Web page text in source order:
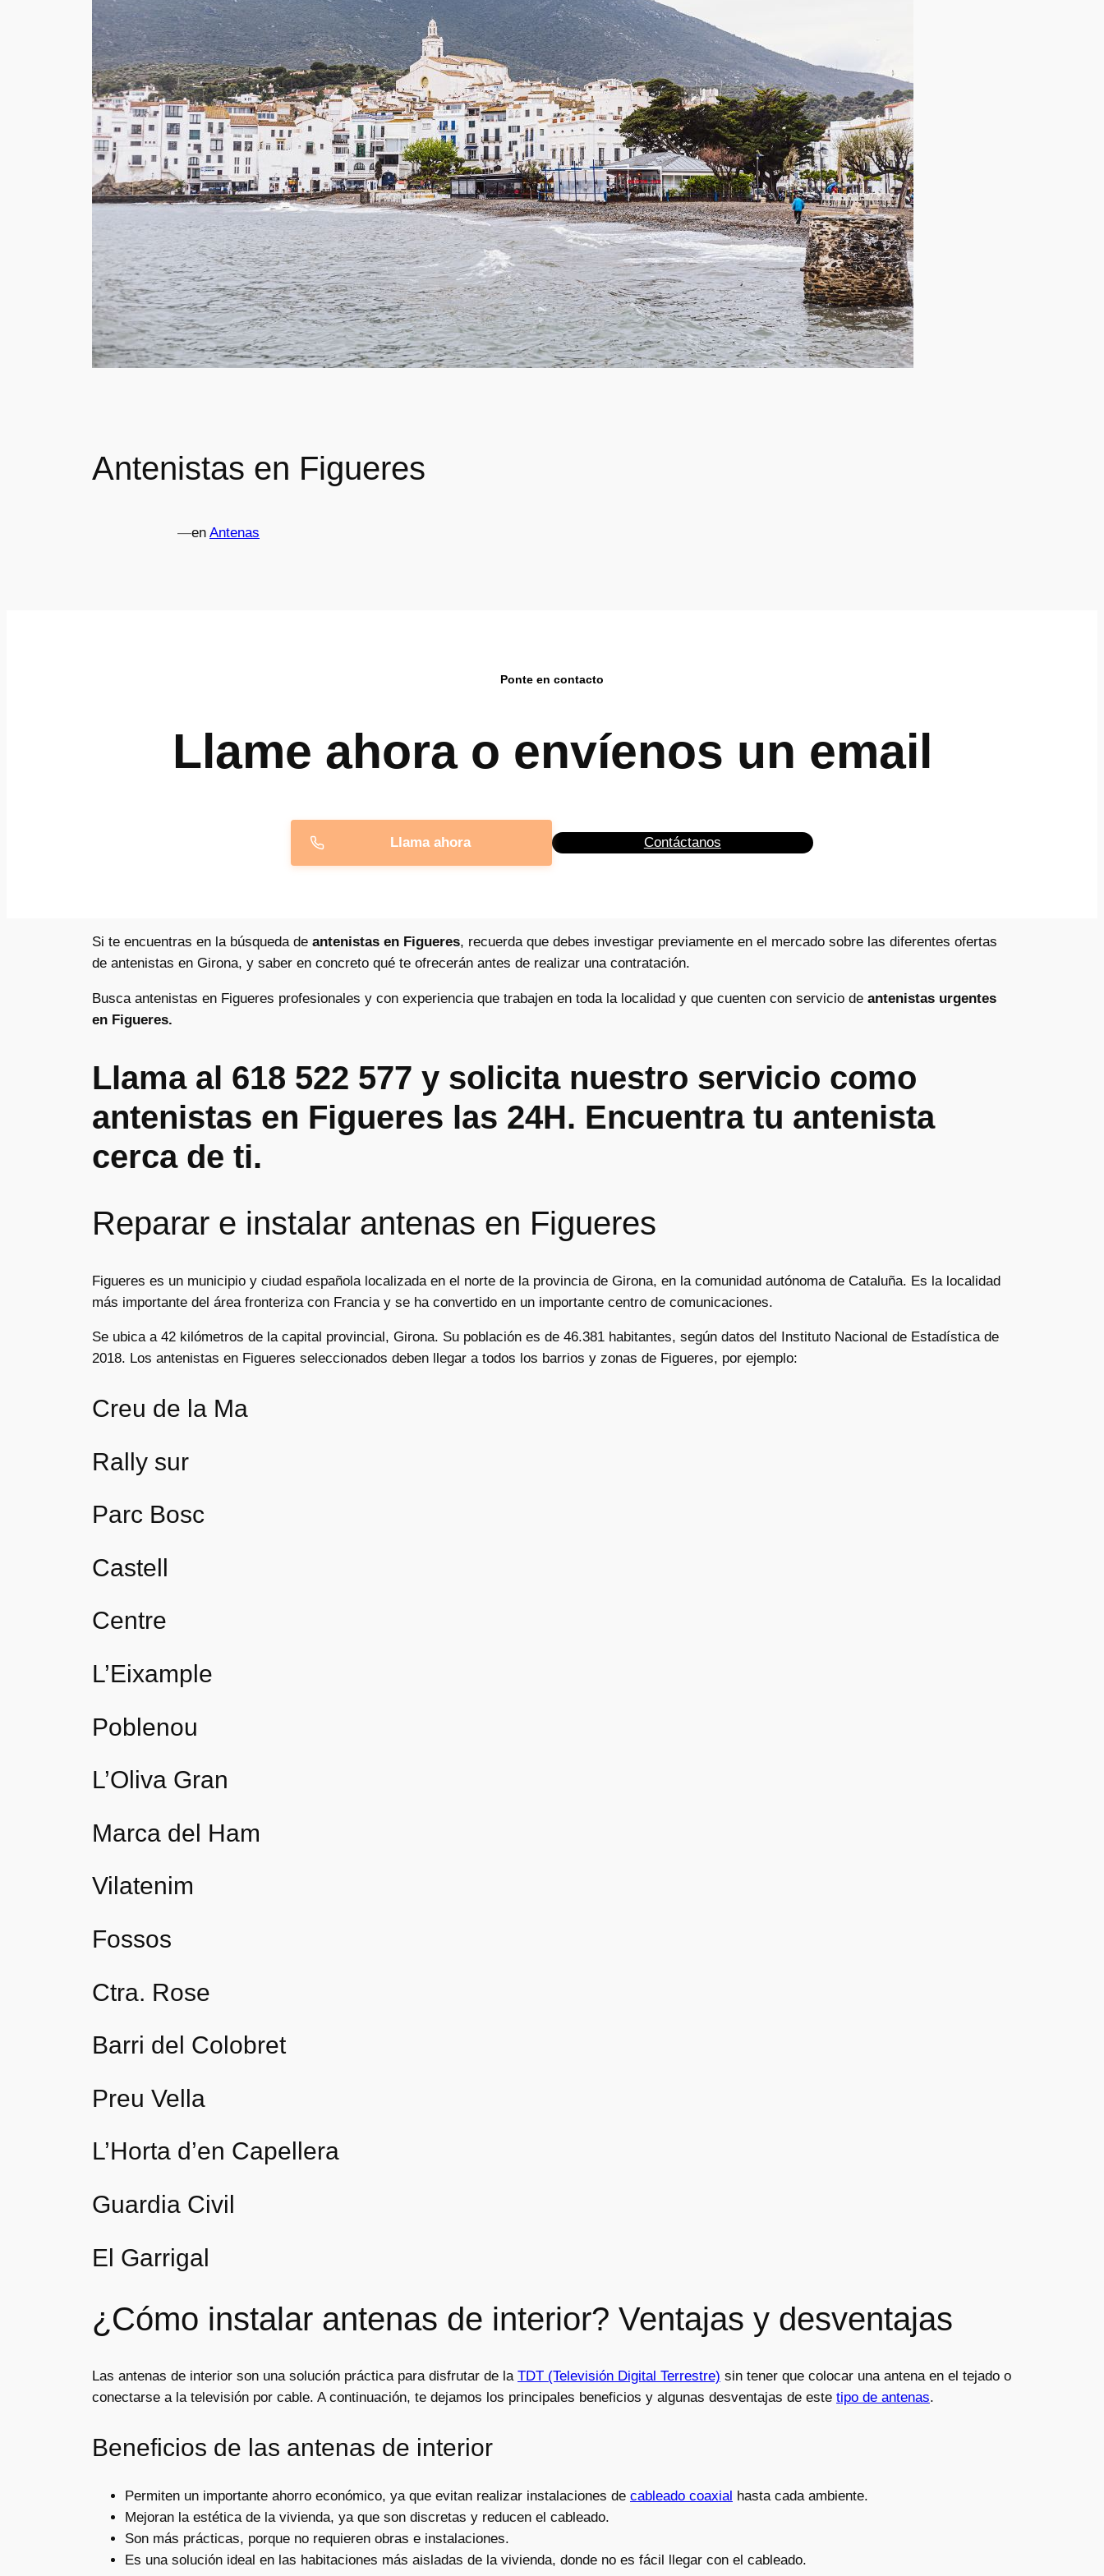
Antenistas en Figueres
—en Antenas
Ponte en contacto
Llame ahora o envíenos un email
Llama ahora Contáctanos
Si te encuentras en la búsqueda de antenistas en Figueres, recuerda que debes investigar previamente en el mercado sobre las diferentes ofertas
de antenistas en Girona, y saber en concreto qué te ofrecerán antes de realizar una contratación.
Busca antenistas en Figueres profesionales y con experiencia que trabajen en toda la localidad y que cuenten con servicio de antenistas urgentes
en Figueres.
Llama al 618 522 577 y solicita nuestro servicio como
antenistas en Figueres las 24H. Encuentra tu antenista
cerca de ti.
Reparar e instalar antenas en Figueres
Figueres es un municipio y ciudad española localizada en el norte de la provincia de Girona, en la comunidad autónoma de Cataluña. Es la localidad
más importante del área fronteriza con Francia y se ha convertido en un importante centro de comunicaciones.
Se ubica a 42 kilómetros de la capital provincial, Girona. Su población es de 46.381 habitantes, según datos del Instituto Nacional de Estadística de
2018. Los antenistas en Figueres seleccionados deben llegar a todos los barrios y zonas de Figueres, por ejemplo:
Creu de la Ma
Rally sur
Parc Bosc
Castell
Centre
L’Eixample
Poblenou
L’Oliva Gran
Marca del Ham
Vilatenim
Fossos
Ctra. Rose
Barri del Colobret
Preu Vella
L’Horta d’en Capellera
Guardia Civil
El Garrigal
¿Cómo instalar antenas de interior? Ventajas y desventajas
Las antenas de interior son una solución práctica para disfrutar de la TDT (Televisión Digital Terrestre) sin tener que colocar una antena en el tejado o
conectarse a la televisión por cable. A continuación, te dejamos los principales beneficios y algunas desventajas de este tipo de antenas.
Beneficios de las antenas de interior
Permiten un importante ahorro económico, ya que evitan realizar instalaciones de cableado coaxial hasta cada ambiente.
Mejoran la estética de la vivienda, ya que son discretas y reducen el cableado.
Son más prácticas, porque no requieren obras e instalaciones.
Es una solución ideal en las habitaciones más aisladas de la vivienda, donde no es fácil llegar con el cableado.